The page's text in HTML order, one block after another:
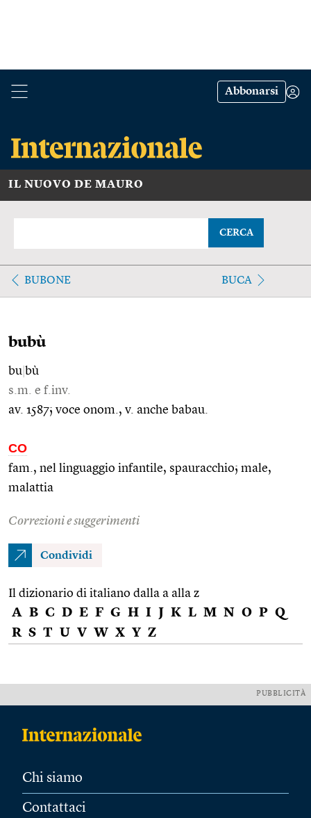
Abbonarsi
IL NUOVO DE MAURO
CERCA
BUBONE BUCA
bubù
bu bù
s.m. e f.inv.
av. 1587; voce onom., v. anche babau.
CO
fam., nel linguaggio infantile, spauracchio; male,
malattia
Correzioni e suggerimenti
Condividi
Il dizionario di italiano dalla a alla z
A B C D E F G H I J K L M N O P Q
R S T U V W X Y Z
PUBBLICITÀ
Chi siamo
Contattaci